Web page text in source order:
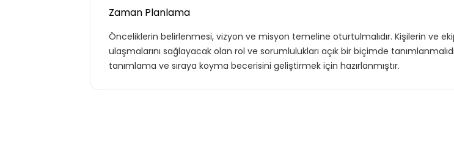
Zaman Planlama
Önceliklerin belirlenmesi, vizyon ve misyon temeline oturtulmalıdır. Kişilerin ve
ulaşmalarını sağlayacak olan rol ve sorumlulukları açık bir biçimde
tanımlama ve sıraya koyma becerisini geliştirmek için hazırlanmıştır.